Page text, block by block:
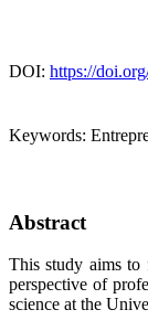
DOI: https://
Keywords:
Abstract
This study aims to
perspective of
science at the